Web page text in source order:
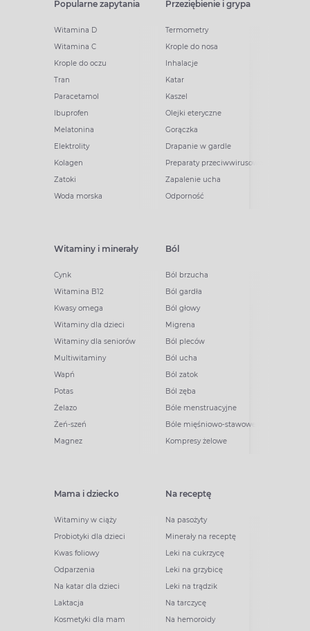
Popularne zapytania
Witamina D
Witamina C
Krople do oczu
Tran
Paracetamol
Ibuprofen
Melatonina
Elektrolity
Kolagen
Zatoki
Woda morska
Przeziębienie i grypa
Termometry
Krople do nosa
Inhalacje
Katar
Kaszel
Olejki eteryczne
Gorączka
Drapanie w gardle
Preparaty przeciwwirusowe
Zapalenie ucha
Odporność
Witaminy i minerały
Cynk
Witamina B12
Kwasy omega
Witaminy dla dzieci
Witaminy dla seniorów
Multiwitaminy
Wapń
Potas
Żelazo
Żeń-szeń
Magnez
Ból
Ból brzucha
Ból gardła
Ból głowy
Migrena
Ból pleców
Ból ucha
Ból zatok
Ból zęba
Bóle menstruacyjne
Bóle mięśniowo-stawowe
Kompresy żelowe
Mama i dziecko
Witaminy w ciąży
Probiotyki dla dzieci
Kwas foliowy
Odparzenia
Na katar dla dzieci
Laktacja
Kosmetyki dla mam
Na receptę
Na pasożyty
Minerały na receptę
Leki na cukrzycę
Leki na grzybicę
Leki na trądzik
Na tarczycę
Na hemoroidy